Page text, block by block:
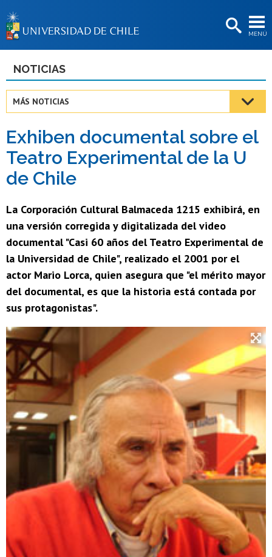
MENÚ
BIBLIOTECAS
Estudiantes
Académicas/os
Funcionarias/os
NOTICIAS
MÁS NOTICIAS
Exhiben documental sobre el
Teatro Experimental de la U
de Chile
La Corporación Cultural Balmaceda 1215 exhibirá, en
una versión corregida y digitalizada del video
documental "Casi 60 años del Teatro Experimental de
la Universidad de Chile", realizado el 2001 por el
actor Mario Lorca, quien asegura que "el mérito mayor
del documental, es que la historia está contada por
sus protagonistas".